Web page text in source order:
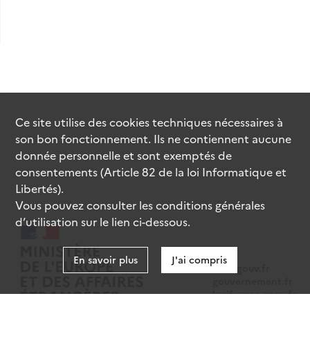
data.gouv.fr
legifrance.gouv.fr
Ce site utilise descookiestechniques nécessaires à
son bon fonctionnement. Ils ne contiennent aucune
donnée personnelle et sont exemptés de
consentements (Article 82 de la loi Informatique et
Libertés).
Vous pouvez consulter les conditions générales
d’utilisation sur le lien ci-dessous.
En savoir plus J'ai compris